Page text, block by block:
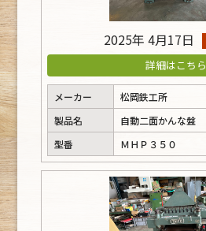
2025年 4月17日
詳細はこちら
メーカー
松岡鉄工所
製品名
自動二面かんな盤
型番
ＭＨＰ３５０